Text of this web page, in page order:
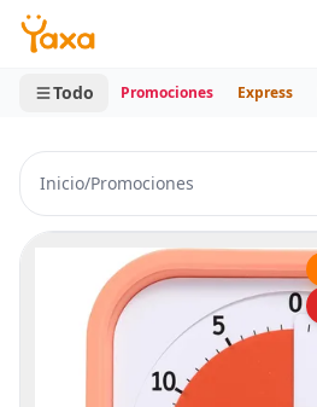
MINI CARRITO
0 productos
Todo Promociones Express
Inicio/Promociones